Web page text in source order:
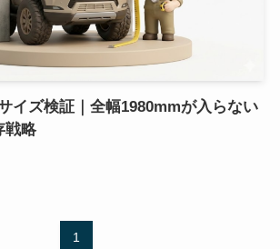
イズ検証｜全幅1980mmが入らない
戦略
1